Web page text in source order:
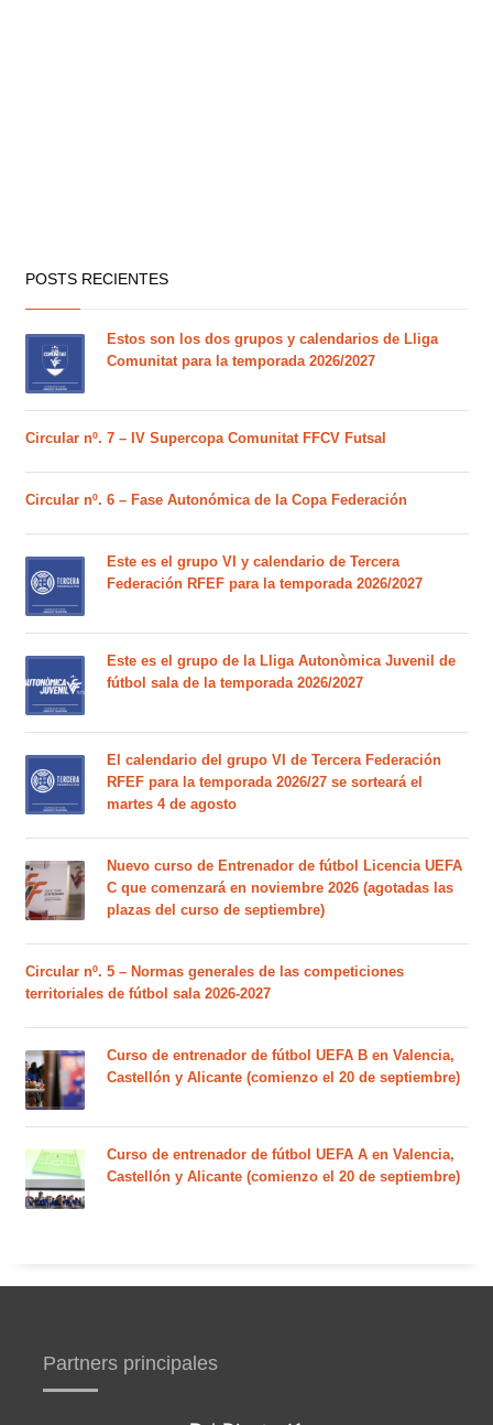
POSTS RECIENTES
Estos son los dos grupos y calendarios de Lliga
Comunitat para la temporada 2026/2027
Circular nº. 7 – IV Supercopa Comunitat FFCV Futsal
Circular nº. 6 – Fase Autonómica de la Copa Federación
Este es el grupo VI y calendario de Tercera
Federación RFEF para la temporada 2026/2027
Este es el grupo de la Lliga Autonòmica Juvenil de
fútbol sala de la temporada 2026/2027
El calendario del grupo VI de Tercera Federación
RFEF para la temporada 2026/27 se sorteará el
martes 4 de agosto
Nuevo curso de Entrenador de fútbol Licencia UEFA
C que comenzará en noviembre 2026 (agotadas las
plazas del curso de septiembre)
Circular nº. 5 – Normas generales de las competiciones
territoriales de fútbol sala 2026-2027
Curso de entrenador de fútbol UEFA B en Valencia,
Castellón y Alicante (comienzo el 20 de septiembre)
Curso de entrenador de fútbol UEFA A en Valencia,
Castellón y Alicante (comienzo el 20 de septiembre)
Partners principales